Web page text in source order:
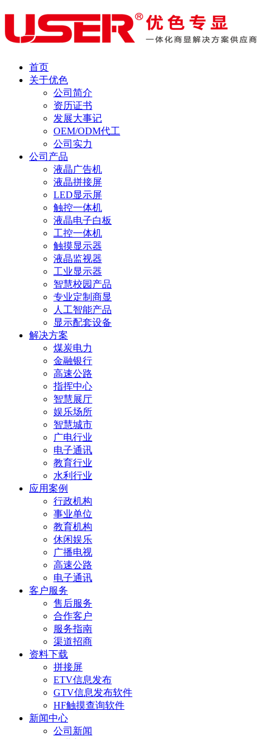
首页
关于优色
公司简介
资历证书
发展大事记
OEM/ODM代工
公司实力
公司产品
液晶广告机
液晶拼接屏
LED显示屏
触控一体机
液晶电子白板
工控一体机
触摸显示器
液晶监视器
工业显示器
智慧校园产品
专业定制商显
人工智能产品
显示配套设备
解决方案
煤炭电力
金融银行
高速公路
指挥中心
智慧展厅
娱乐场所
智慧城市
广电行业
电子通讯
教育行业
水利行业
应用案例
行政机构
事业单位
教育机构
休闲娱乐
广播电视
高速公路
电子通讯
客户服务
售后服务
合作客户
服务指南
渠道招商
资料下载
拼接屏
ETV信息发布
GTV信息发布软件
HF触摸查询软件
新闻中心
公司新闻